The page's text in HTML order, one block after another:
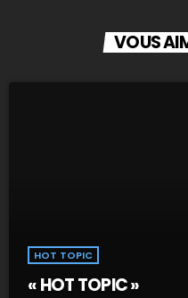
VOUS
HOT TOPIC
« HOT TOPIC »